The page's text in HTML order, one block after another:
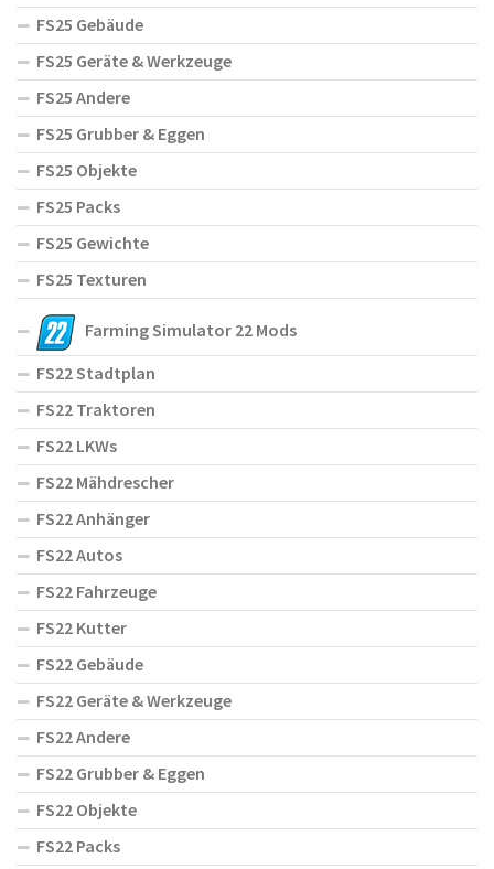
FS25 Gebäude
FS25 Geräte & Werkzeuge
FS25 Andere
FS25 Grubber & Eggen
FS25 Objekte
FS25 Packs
FS25 Gewichte
FS25 Texturen
Farming Simulator 22 Mods
FS22 Stadtplan
FS22 Traktoren
FS22 LKWs
FS22 Mähdrescher
FS22 Anhänger
FS22 Autos
FS22 Fahrzeuge
FS22 Kutter
FS22 Gebäude
FS22 Geräte & Werkzeuge
FS22 Andere
FS22 Grubber & Eggen
FS22 Objekte
FS22 Packs